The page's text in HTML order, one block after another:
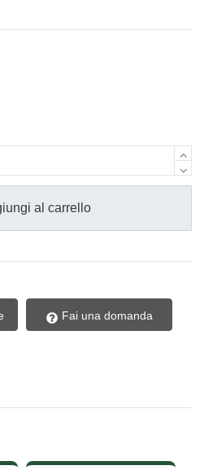
al carrello
Fai una domanda